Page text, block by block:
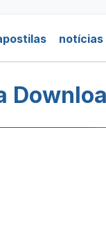
notícias